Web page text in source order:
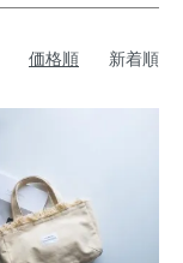
価格順 新着順